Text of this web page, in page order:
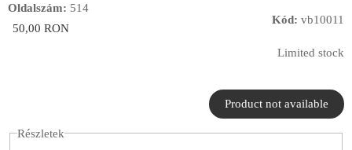
Oldalszám: 514
50,00 RON
Limited stock
Kód: vb10011
Részletek